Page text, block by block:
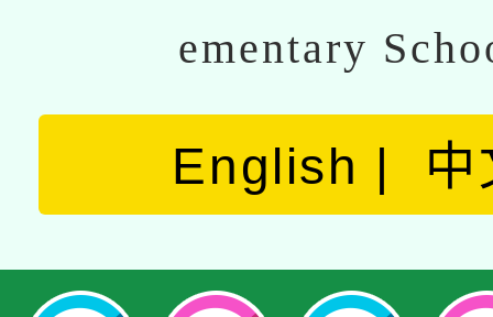
ementary
English 中